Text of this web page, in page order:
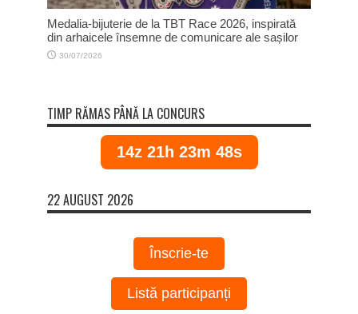
Medalia-bijuterie de la TBT Race 2026, inspirată
din arhaicele însemne de comunicare ale sașilor
30/07/2026
TIMP RĂMAS PÂNĂ LA CONCURS
14z 21h 23m 48s
22 AUGUST 2026
Înscrie-te
Listă participanți